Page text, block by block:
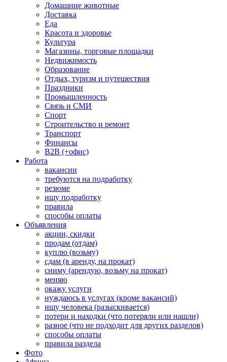
Домашние животные
Доставка
Еда
Красота и здоровье
Культура
Магазины, торговые площадки
Недвижимость
Образование
Отдых, туризм и путешествия
Праздники
Промышленность
Связь и СМИ
Спорт
Строительство и ремонт
Транспорт
Финансы
B2B (+офис)
Работа
вакансии
требуются на подработку
резюме
ищу подработку
правила
способы оплаты
Объявления
акции, скидки
продам (отдам)
куплю (возьму)
сдам (в аренду, на прокат)
сниму (арендую, возьму на прокат)
меняю
окажу услуги
нуждаюсь в услугах (кроме вакансий)
ищу человека (разыскивается)
потери и находки (что потеряли или нашли)
разное (что не подходит для других разделов)
способы оплаты
правила раздела
Фото